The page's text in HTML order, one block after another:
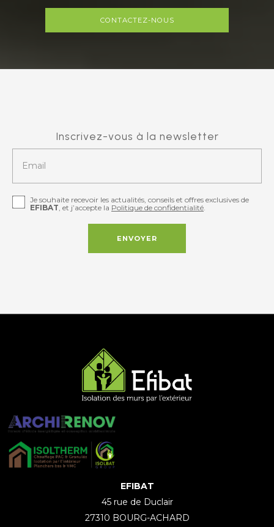
CONTACTEZ-NOUS
Inscrivez-vous à la newsletter
Email
Je souhaite recevoir les actualités, conseils et offres exclusives de
EFIBAT , et j’accepte la Politique de confidentialité
EFIBAT
45 rue de Duclair
27310 BOURG-ACHARD